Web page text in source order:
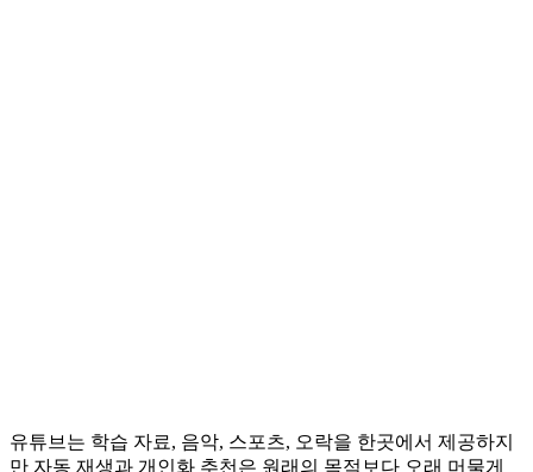
유튜브는 학습 자료, 음악, 스포츠, 오락을 한곳에서 제공하지
만 자동 재생과 개인화 추천은 원래의 목적보다 오래 머물게